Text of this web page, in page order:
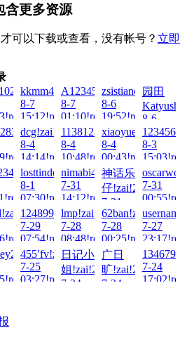
含更多资源
才可以下载或查看，没有帐号？ 立
kkmm445566!zai!2026-
8-7
15:12!read!
A123456...!zai!2026-
8-7
01:10!read!
8-6
19:52!read!
园田
8-6
dcg!zai!2026-
8-4
14:14!read!
1138123980!zai!2026-
8-4
10:48!read!
8-4
00:43!read!
8-3
losttinder!zai!2026-
8-1
07:30!read!
nimabi4!zai!2026-
7-31
14:12!read!
神话乐
仔!zai!2026-
7-31
01:22!read!
7-31
1248990721!zai!2026-
7-29
07:54!read!
lmp!zai!2026-
7-28
08:48!read!
62ban!zai!2026-
7-28
00:25!read!
7-27
455′fv!zai!2026-
7-25
03:27!read!
日记小
姐!zai!2026-
7-24
广日
旷!zai!2026-
7-24
7-24